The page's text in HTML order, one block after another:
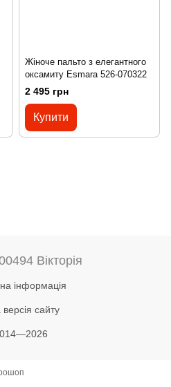
Жіноче пальто з елегантного
оксамиту Esmara 526-070322
2 495 грн
Купити
Вікторія
інформація
сайту